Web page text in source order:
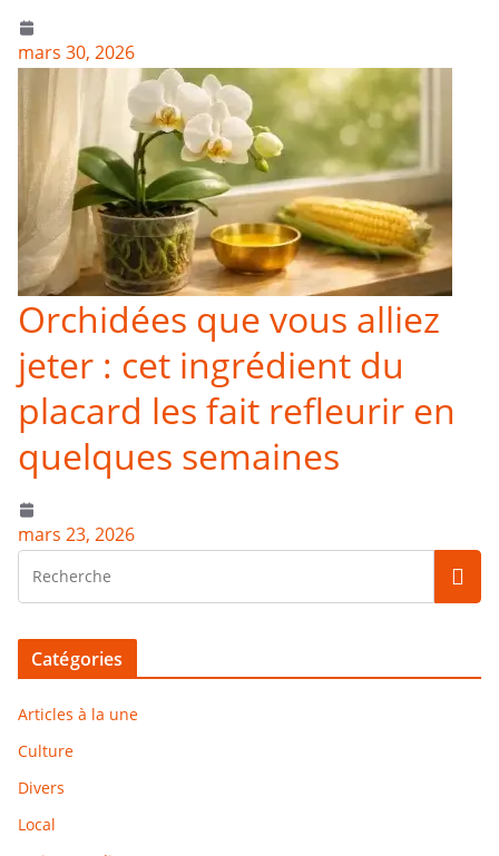
mars 30, 2026
Orchidées que vous alliez
jeter : cet ingrédient du
placard les fait refleurir en
quelques semaines
mars 23, 2026
Catégories
Articles à la une
Culture
Divers
Local